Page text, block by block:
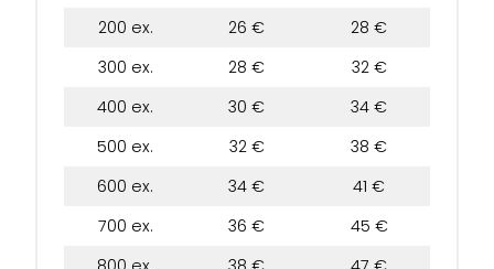
200 ex.
26 €
28 €
300 ex.
28 €
32 €
400 ex.
30 €
34 €
500 ex.
32 €
38 €
600 ex.
34 €
41 €
700 ex.
36 €
45 €